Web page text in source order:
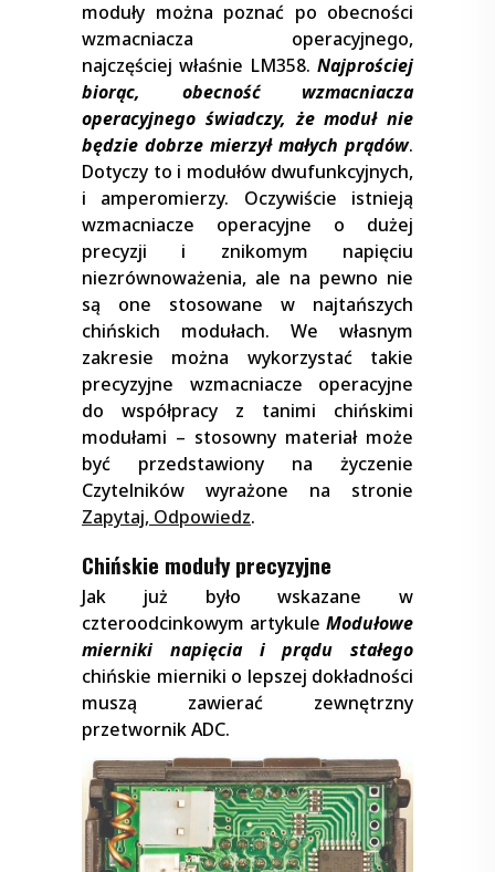
moduły można poznać po obecności
wzmacniacza operacyjnego,
najczęściej właśnie LM358. Najprościej
biorąc, obecność wzmacniacza
operacyjnego świadczy, że moduł nie
będzie dobrze mierzył małych prądów.
Dotyczy to i modułów dwufunkcyjnych,
i amperomierzy. Oczywiście istnieją
wzmacniacze operacyjne o dużej
precyzji i znikomym napięciu
niezrównoważenia, ale na pewno nie
są one stosowane w najtańszych
chińskich modułach. We własnym
zakresie można wykorzystać takie
precyzyjne wzmacniacze operacyjne
do współpracy z tanimi chińskimi
modułami – stosowny materiał może
być przedstawiony na życzenie
Czytelników wyrażone na stronie
Zapytaj, Odpowiedz.
Chińskie moduły precyzyjne
Jak już było wskazane w
czteroodcinkowym artykule Modułowe
mierniki napięcia i prądu stałego
chińskie mierniki o lepszej dokładności
muszą zawierać zewnętrzny
przetwornik ADC.